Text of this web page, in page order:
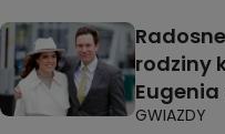
rodziny
Eugenia
GWIAZDY